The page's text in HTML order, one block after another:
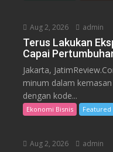
Aug 2, 2026 admin
Terus Lakukan
Capai
Jakarta,
minum dalam
dengan kode...
Ekonomi Bisnis Featured
Aug 2, 2026 admin